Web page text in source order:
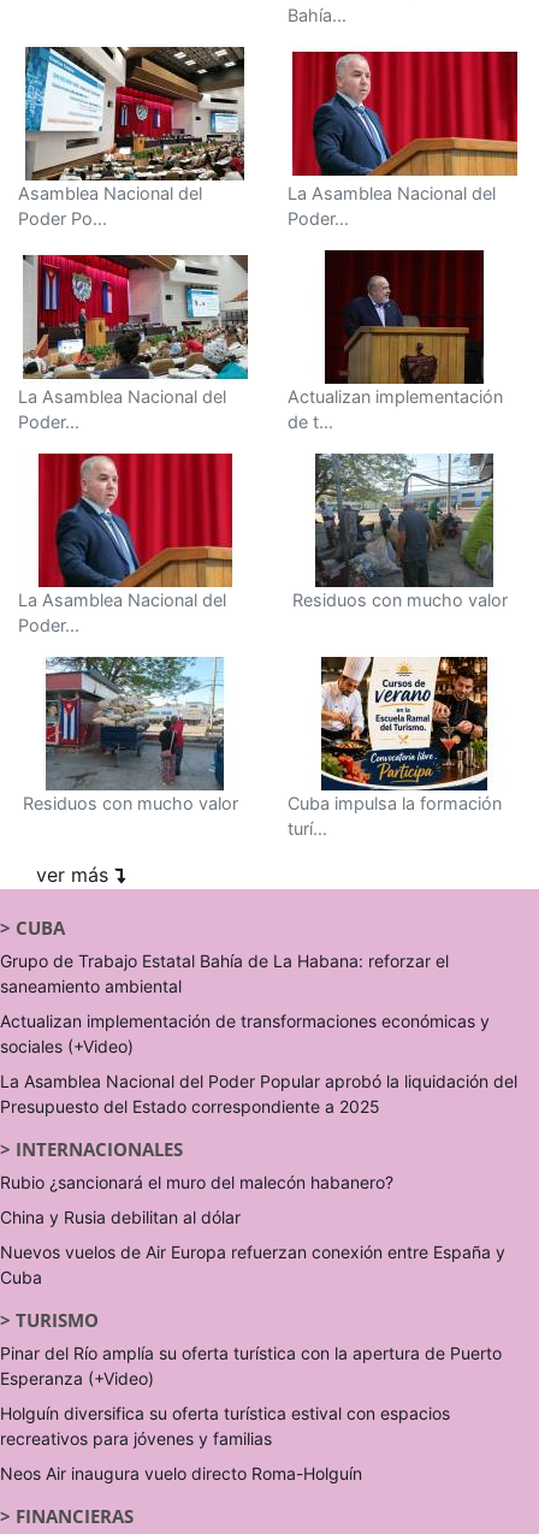
Bahía...
Asamblea Nacional del
Poder Po...
La Asamblea Nacional del
Poder...
La Asamblea Nacional del
Poder...
Actualizan implementación
de t...
La Asamblea Nacional del
Poder...
Residuos con mucho valor
Residuos con mucho valor
Cuba impulsa la formación
turí...
ver más
> CUBA
Grupo de Trabajo Estatal Bahía de La Habana: reforzar el
saneamiento ambiental
Actualizan implementación de transformaciones económicas y
sociales (+Video)
La Asamblea Nacional del Poder Popular aprobó la liquidación del
Presupuesto del Estado correspondiente a 2025
> INTERNACIONALES
Rubio ¿sancionará el muro del malecón habanero?
China y Rusia debilitan al dólar
Nuevos vuelos de Air Europa refuerzan conexión entre España y
Cuba
> TURISMO
Pinar del Río amplía su oferta turística con la apertura de Puerto
Esperanza (+Video)
Holguín diversifica su oferta turística estival con espacios
recreativos para jóvenes y familias
Neos Air inaugura vuelo directo Roma-Holguín
> FINANCIERAS